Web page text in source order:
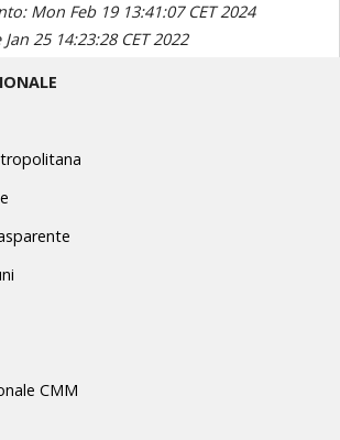
Mon Feb 19 13:41:07 CET 2024
25 14:23:28 CET 2022
CMM